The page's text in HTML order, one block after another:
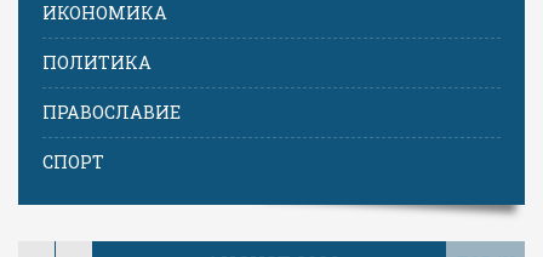
ИКОНОМИКА
ПОЛИТИКА
ПРАВОСЛАВИЕ
СПОРТ